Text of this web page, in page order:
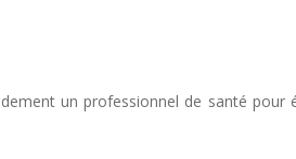
un professionnel de santé pour